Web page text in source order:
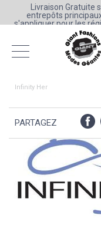
Livraison Gratuite
entrepôts
s'appliquer pour les
Infinity Her
PARTAGEZ